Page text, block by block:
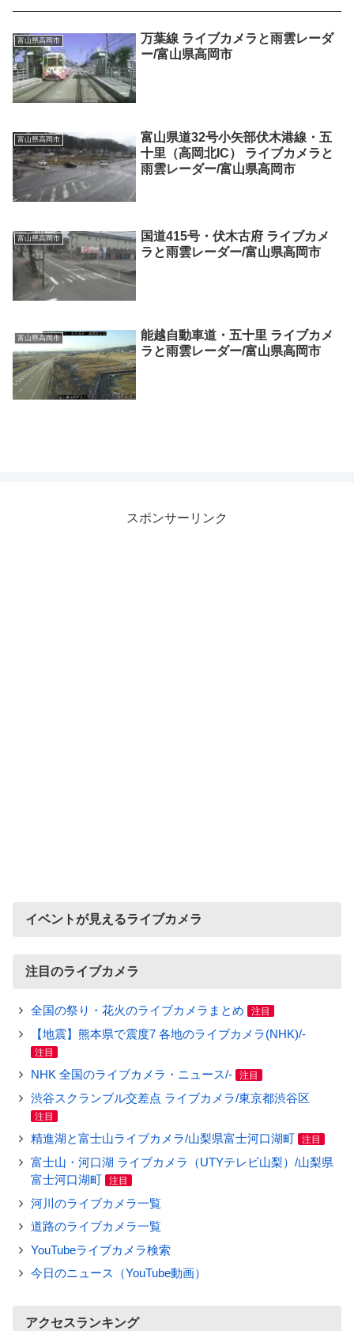
富山県高岡市
万葉線 ライブカメラと雨雲レーダ
ー/富山県高岡市
富山県高岡市
富山県道32号小矢部伏木港線・五
十里（高岡北IC） ライブカメラと
雨雲レーダー/富山県高岡市
富山県高岡市
国道415号・伏木古府 ライブカメ
ラと雨雲レーダー/富山県高岡市
富山県高岡市
能越自動車道・五十里 ライブカメ
ラと雨雲レーダー/富山県高岡市
スポンサーリンク
イベントが見えるライブカメラ
注目のライブカメラ
全国の祭り・花火のライブカメラまとめ 注目
【地震】熊本県で震度7 各地のライブカメラ(NHK)/-
注目
NHK 全国のライブカメラ・ニュース/- 注目
渋谷スクランブル交差点 ライブカメラ/東京都渋谷区
注目
精進湖と富士山ライブカメラ/山梨県富士河口湖町 注目
富士山・河口湖 ライブカメラ（UTYテレビ山梨）/山梨県
富士河口湖町
注目
河川のライブカメラ一覧
道路のライブカメラ一覧
YouTubeライブカメラ検索
今日のニュース（YouTube動画）
アクセスランキング